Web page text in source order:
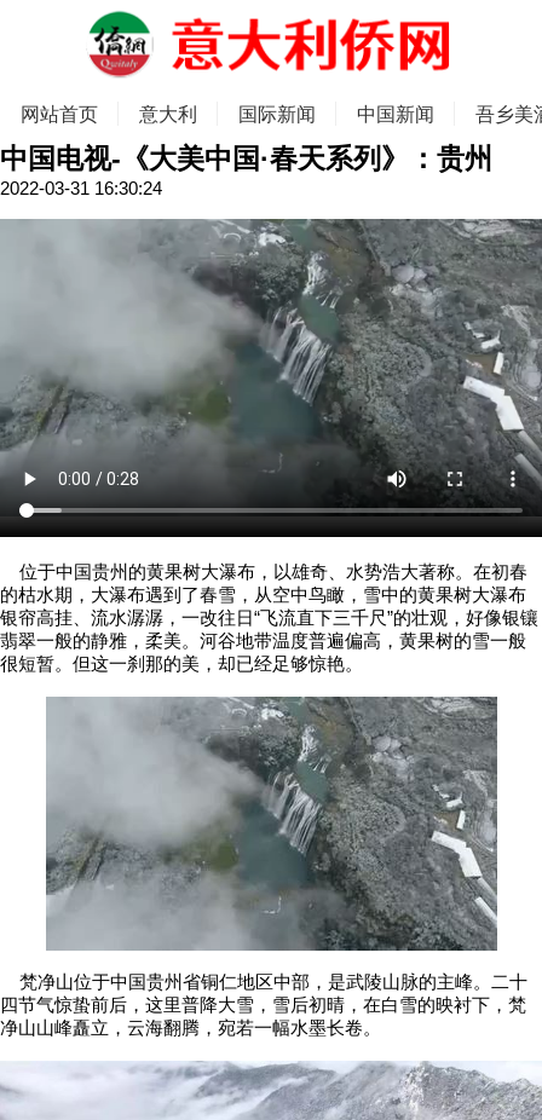
网站首页 意大利 国际新闻 中国新闻 吾乡美
中国电视-《大美中国·春天系列》：贵州
2022-03-31 16:30:24
位于中国贵州的黄果树大瀑布，以雄奇、水势浩大著称。在初春
的枯水期，大瀑布遇到了春雪，从空中鸟瞰，雪中的黄果树大瀑布
银帘高挂、流水潺潺，一改往日“飞流直下三千尺”的壮观，好像银镶
翡翠一般的静雅，柔美。河谷地带温度普遍偏高，黄果树的雪一般
很短暂。但这一刹那的美，却已经足够惊艳。
梵净山位于中国贵州省铜仁地区中部，是武陵山脉的主峰。二十
四节气惊蛰前后，这里普降大雪，雪后初晴，在白雪的映衬下，梵
净山山峰矗立，云海翻腾，宛若一幅水墨长卷。